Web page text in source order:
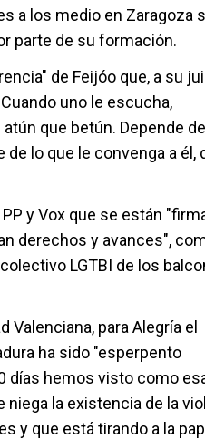
a los medio en Zaragoza
parte de su formación.
de Feijóo que, a su
uno le escucha,
que betún. Depende
lo que le convenga a él,
y Vox que se están
derechos y avances",
LGTBI de los
para Alegría el
ha sido "esperpento
días hemos visto como
niega la existencia de la
y que está tirando a la